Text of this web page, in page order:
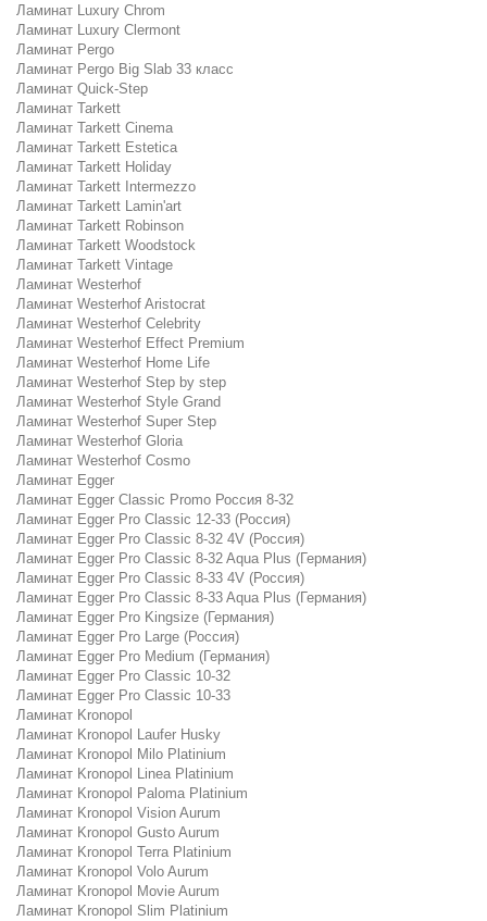
Ламинат Luxury Chrom
Ламинат Luxury Clermont
Ламинат Pergo
Ламинат Pergo Big Slab 33 класс
Ламинат Quick-Step
Ламинат Tarkett
Ламинат Tarkett Cinema
Ламинат Tarkett Estetica
Ламинат Tarkett Holiday
Ламинат Tarkett Intermezzo
Ламинат Tarkett Lamin'art
Ламинат Tarkett Robinson
Ламинат Tarkett Woodstock
Ламинат Tarkett Vintage
Ламинат Westerhof
Ламинат Westerhof Aristocrat
Ламинат Westerhof Celebrity
Ламинат Westerhof Effect Premium
Ламинат Westerhof Home Life
Ламинат Westerhof Step by step
Ламинат Westerhof Style Grand
Ламинат Westerhof Super Step
Ламинат Westerhof Gloria
Ламинат Westerhof Cosmo
Ламинат Egger
Ламинат Egger Classic Promo Россия 8-32
Ламинат Egger Pro Classic 12-33 (Россия)
Ламинат Egger Pro Classic 8-32 4V (Россия)
Ламинат Egger Pro Classic 8-32 Aqua Plus (Германия)
Ламинат Egger Pro Classic 8-33 4V (Россия)
Ламинат Egger Pro Classic 8-33 Aqua Plus (Германия)
Ламинат Egger Pro Kingsize (Германия)
Ламинат Egger Pro Large (Россия)
Ламинат Egger Pro Medium (Германия)
Ламинат Egger Pro Classic 10-32
Ламинат Egger Pro Classic 10-33
Ламинат Kronopol
Ламинат Kronopol Laufer Husky
Ламинат Kronopol Milo Platinium
Ламинат Kronopol Linea Platinium
Ламинат Kronopol Paloma Platinium
Ламинат Kronopol Vision Aurum
Ламинат Kronopol Gusto Aurum
Ламинат Kronopol Terra Platinium
Ламинат Kronopol Volo Aurum
Ламинат Kronopol Movie Aurum
Ламинат Kronopol Slim Platinium